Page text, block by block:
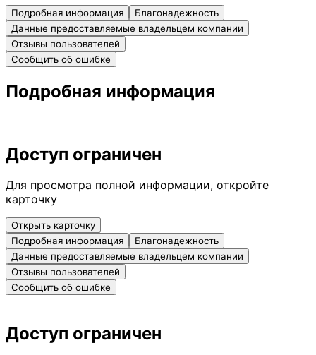
Подробная информация
Благонадежность
Данные предоставляемые владельцем компании
Отзывы пользователей
Сообщить об ошибке
Подробная информация
Доступ ограничен
Для просмотра полной информации, откройте
карточку
Открыть карточку
Подробная информация
Благонадежность
Данные предоставляемые владельцем компании
Отзывы пользователей
Сообщить об ошибке
Доступ ограничен